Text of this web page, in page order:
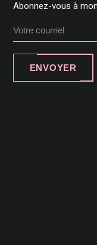
Abonnez-vous à
ENVOYER